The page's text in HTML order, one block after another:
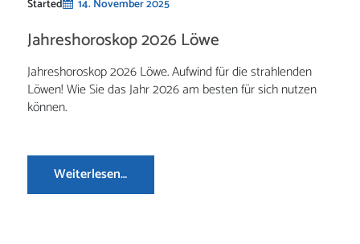
Started 14. November 2025
Jahreshoroskop 2026 Löwe
Jahreshoroskop 2026 Löwe. Aufwind für die strahlenden
Löwen! Wie Sie das Jahr 2026 am besten für sich nutzen
können.
Weiterlesen…